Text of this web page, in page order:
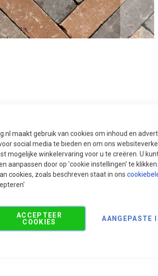
maakt gebruik van cookies om inhoud en
social media te bieden en om ons
mogelijke winkelervaring voor u te creëren. U
aanpassen door op 'cookie instellingen' te
cookies, zoals beschreven staat in ons
ACCEPTEER
COOKIES
AANGEPASTE